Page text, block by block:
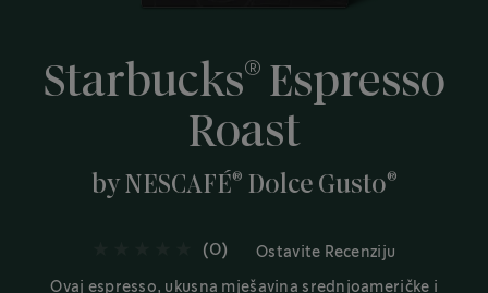
Starbucks® Espresso
Roast
by NESCAFÉ® Dolce Gusto®
(0) Ostavite Recenziju
Ovaj espresso, ukusna mješavina srednjoameričke i